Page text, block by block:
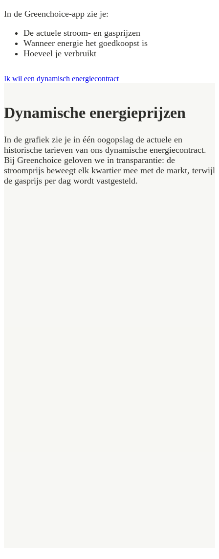
In de Greenchoice-app zie je:
De actuele stroom- en gasprijzen
Wanneer energie het goedkoopst is
Hoeveel je verbruikt
Ik wil een dynamisch energiecontract
Dynamische energieprijzen
In de grafiek zie je in één oogopslag de actuele en
historische tarieven van ons dynamische energiecontract.
Bij Greenchoice geloven we in transparantie: de
stroomprijs beweegt elk kwartier mee met de markt, terwijl
de gasprijs per dag wordt vastgesteld.